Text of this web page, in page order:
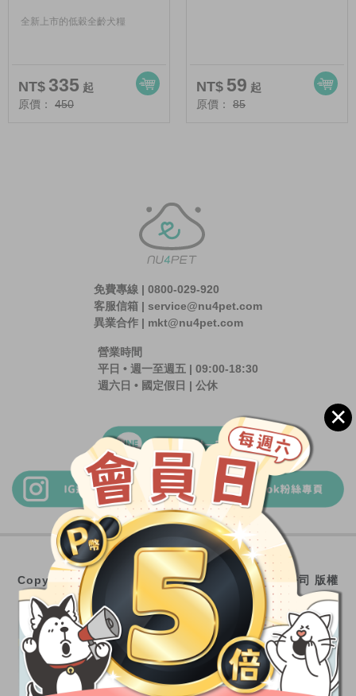
全新上市的低穀全齡犬糧
NT$ 335 起
原價：
450
NT$ 59 起
原價：
85
免費專線 | 0800-029-920
客服信箱 | service@nu4pet.com
異業合作 | mkt@nu4pet.com
營業時間
平日 • 週一至週五 | 09:00-18:30
週六日 • 國定假日 | 公休
服務條款及隱私保護政策
Copyright © 2018-2026 nu4PET; 唯寵股份有限公司 版權
所有
✕